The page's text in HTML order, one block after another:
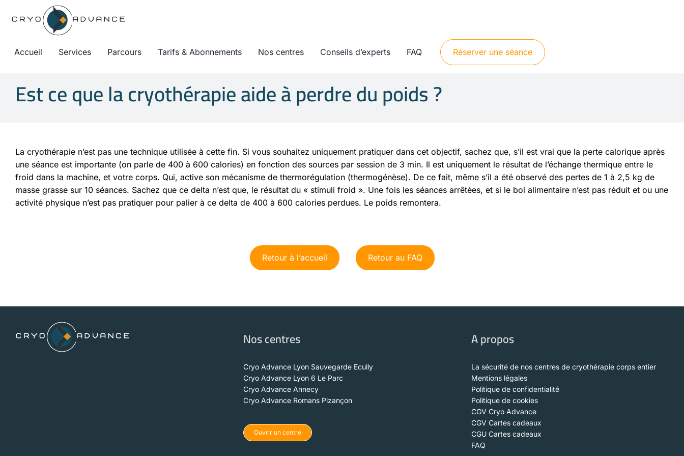
Accueil Services Parcours Tarifs & Abonnements Nos centres Conseils d’experts FAQ Réserver une séance
Est ce que la cryothérapie aide à perdre du poids ?
La cryothérapie n’est pas une technique utilisée à cette fin. Si vous souhaitez uniquement pratiquer dans cet objectif, sachez que, s’il est vrai que la perte calorique après
une séance est importante (on parle de 400 à 600 calories) en fonction des sources par session de 3 min. Il est uniquement le résultat de l’échange thermique entre le
froid dans la machine, et votre corps. Qui, active son mécanisme de thermorégulation (thermogénèse). De ce fait, même s’il a été observé des pertes de 1 à 2,5 kg de
masse grasse sur 10 séances. Sachez que ce delta n’est que, le résultat du « stimuli froid ». Une fois les séances arrêtées, et si le bol alimentaire n’est pas réduit et ou une
activité physique n’est pas pratiquer pour palier à ce delta de 400 à 600 calories perdues. Le poids remontera.
Retour à l’accueil Retour au FAQ
Nos centres
Cryo Advance Lyon Sauvegarde Ecully
Cryo Advance Lyon 6 Le Parc
Cryo Advance Annecy
Cryo Advance Romans Pizançon
Ouvrir un centre
A propos
La sécurité de nos centres de cryothérapie corps entier
Mentions légales
Politique de confidentialité
Politique de cookies
CGV Cryo Advance
CGV Cartes cadeaux
CGU Cartes cadeaux
FAQ